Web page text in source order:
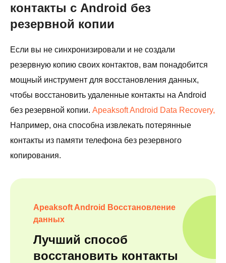
контакты с Android без
резервной копии
Если вы не синхронизировали и не создали
резервную копию своих контактов, вам понадобится
мощный инструмент для восстановления данных,
чтобы восстановить удаленные контакты на Android
без резервной копии. Apeaksoft Android Data Recovery,
Например, она способна извлекать потерянные
контакты из памяти телефона без резервного
копирования.
Apeaksoft Android Восстановление
данных
Лучший способ
восстановить контакты